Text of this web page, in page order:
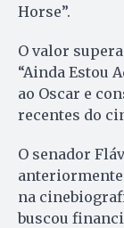
Horse”.
O valor
“Ainda Estou
ao Oscar e
recentes do
O senador
na
buscou